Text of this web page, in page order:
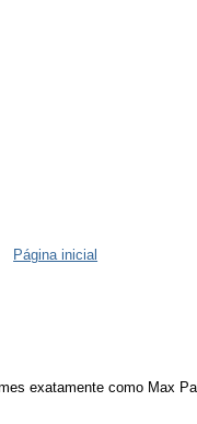
Página inicial
exatamente como Max